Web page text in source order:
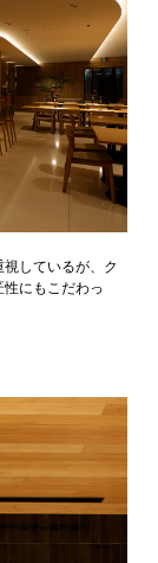
しているが、ク
にもこだわっ